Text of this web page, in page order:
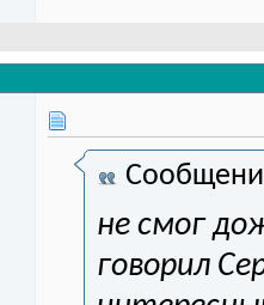
не смог
говорил